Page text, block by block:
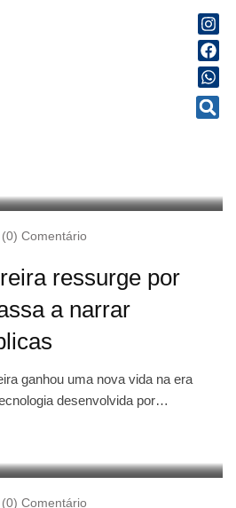
(0) Comentário
ressurge por
a narrar
ganhou uma nova vida na era
desenvolvida por…
(0) Comentário